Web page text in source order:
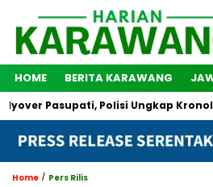
HOME BERITA KARAWANG
Pasupati, Polisi Ungkap Kronologi
Home / Pers Rilis